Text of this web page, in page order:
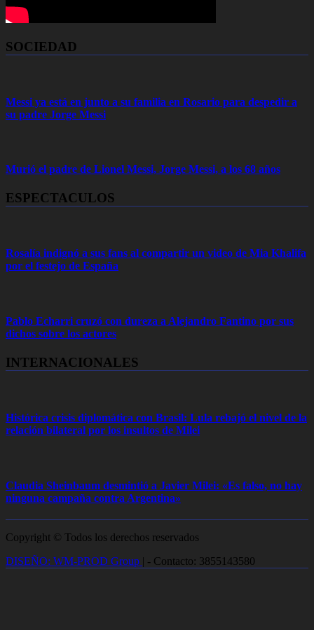
SOCIEDAD
Messi ya está en junto a su familia en Rosario para despedir a
su padre Jorge Messi
Murió el padre de Lionel Messi, Jorge Messi, a los 68 años
ESPECTACULOS
Rosalía indignó a sus fans al compartir un video de Mia Khalifa
por el festejo de España
Pablo Echarri cruzó con dureza a Alejandro Fantino por sus
dichos sobre los actores
INTERNACIONALES
Histórica crisis diplomática con Brasil: Lula rebajó el nivel de la
relación bilateral por los insultos de Milei
Claudia Sheinbaum desmintió a Javier Milei: «Es falso, no hay
ninguna campaña contra Argentina»
Copyright © Todos los derechos reservados
DISEÑO: WM-PROD Group | - Contacto: 3855143580